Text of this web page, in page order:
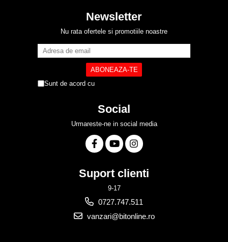
Newsletter
Nu rata ofertele si promotiile noastre
Sunt de acord cu
Social
Urmareste-ne in social media
Suport clienti
9-17
0727.747.511
vanzari@bitonline.ro